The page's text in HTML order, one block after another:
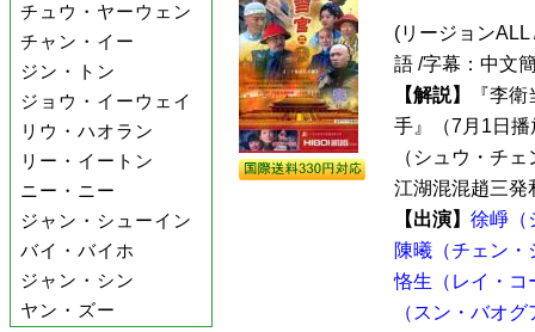
チュウ・ヤーウェン
チャン・イー
ジン・トン
ジョウ・イーウェイ
リウ・ハオラン
リー・イートン
ニー・ニー
ジャン・シューイン
バイ・バイホ
ジャン・シン
ヤン・ズー
(リージョン
語 /字幕：中文
【解説】
『李
手』（7月1日
（シュウ・チ
江湖混混趙三発
【出演】 徐崢（
陳曦（チェン・
恪生（レイ・コ
（スン・バオ